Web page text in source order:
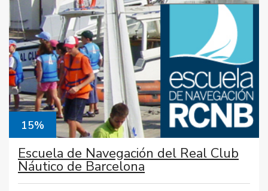
15%
Escuela de Navegación del Real Club
Náutico de Barcelona